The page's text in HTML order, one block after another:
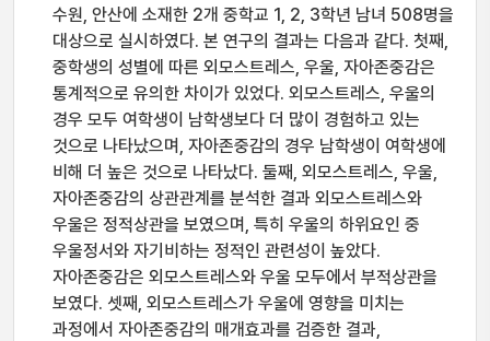
수원, 안산에 소재한 2개 중학교 1, 2, 3학년 남녀 508명을
대상으로 실시하였다. 본 연구의 결과는 다음과 같다. 첫째,
중학생의 성별에 따른 외모스트레스, 우울, 자아존중감은
통계적으로 유의한 차이가 있었다. 외모스트레스, 우울의
경우 모두 여학생이 남학생보다 더 많이 경험하고 있는
것으로 나타났으며, 자아존중감의 경우 남학생이 여학생에
비해 더 높은 것으로 나타났다. 둘째, 외모스트레스, 우울,
자아존중감의 상관관계를 분석한 결과 외모스트레스와
우울은 정적상관을 보였으며, 특히 우울의 하위요인 중
우울정서와 자기비하는 정적인 관련성이 높았다.
자아존중감은 외모스트레스와 우울 모두에서 부적상관을
보였다. 셋째, 외모스트레스가 우울에 영향을 미치는
과정에서 자아존중감의 매개효과를 검증한 결과,